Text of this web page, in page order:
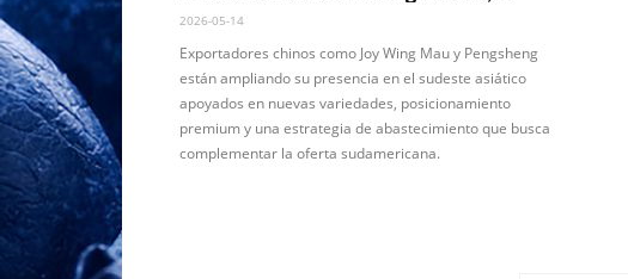
calidad y estrategia comercial
2026-05-14
Exportadores chinos como Joy Wing Mau y Pengsheng
están ampliando su presencia en el sudeste asiático
apoyados en nuevas variedades, posicionamiento
premium y una estrategia de abastecimiento que busca
complementar la oferta sudamericana.